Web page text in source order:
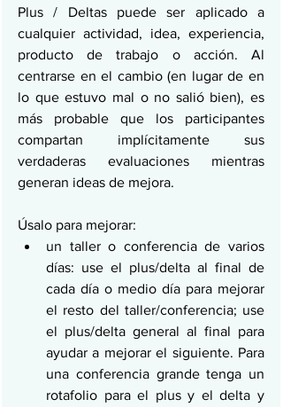
Plus / Deltas puede ser aplicado a
cualquier actividad, idea, experiencia,
producto de trabajo o acción. Al
centrarse en el cambio (en lugar de en
lo que estuvo mal o no salió bien), es
más probable que los participantes
compartan implícitamente sus
verdaderas evaluaciones mientras
generan ideas de mejora.
Úsalo para mejorar:
un taller o conferencia de varios
días: use el plus/delta al final de
cada día o medio día para mejorar
el resto del taller/conferencia; use
el plus/delta general al final para
ayudar a mejorar el siguiente. Para
una conferencia grande tenga un
rotafolio para el plus y el delta y